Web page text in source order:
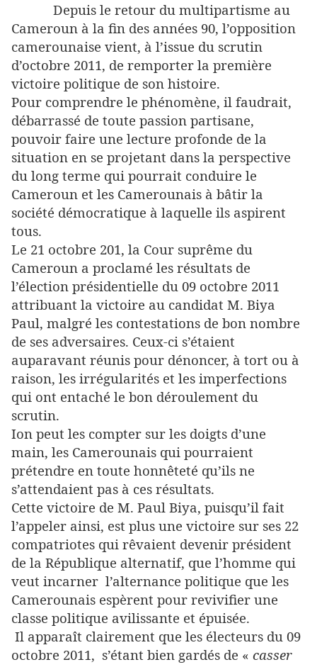
Depuis le retour du multipartisme au
Cameroun à la fin des années 90, l’opposition
camerounaise vient, à l’issue du scrutin
d’octobre 2011, de remporter la première
victoire politique de son histoire.
Pour comprendre le phénomène, il faudrait,
débarrassé de toute passion partisane,
pouvoir faire une lecture profonde de la
situation en se projetant dans la perspective
du long terme qui pourrait conduire le
Cameroun et les Camerounais à bâtir la
société démocratique à laquelle ils aspirent
tous.
Le 21 octobre 201, la Cour suprême du
Cameroun a proclamé les résultats de
l’élection présidentielle du 09 octobre 2011
attribuant la victoire au candidat M. Biya
Paul, malgré les contestations de bon nombre
de ses adversaires. Ceux-ci s’étaient
auparavant réunis pour dénoncer, à tort ou à
raison, les irrégularités et les imperfections
qui ont entaché le bon déroulement du
scrutin.
Ion peut les compter sur les doigts d’une
main, les Camerounais qui pourraient
prétendre en toute honnêteté qu’ils ne
s’attendaient pas à ces résultats.
Cette victoire de M. Paul Biya, puisqu’il fait
l’appeler ainsi, est plus une victoire sur ses 22
compatriotes qui rêvaient devenir président
de la République alternatif, que l’homme qui
veut incarner l’alternance politique que les
Camerounais espèrent pour revivifier une
classe politique avilissante et épuisée.
Il apparaît clairement que les électeurs du 09
octobre 2011, s’étant bien gardés de « casser